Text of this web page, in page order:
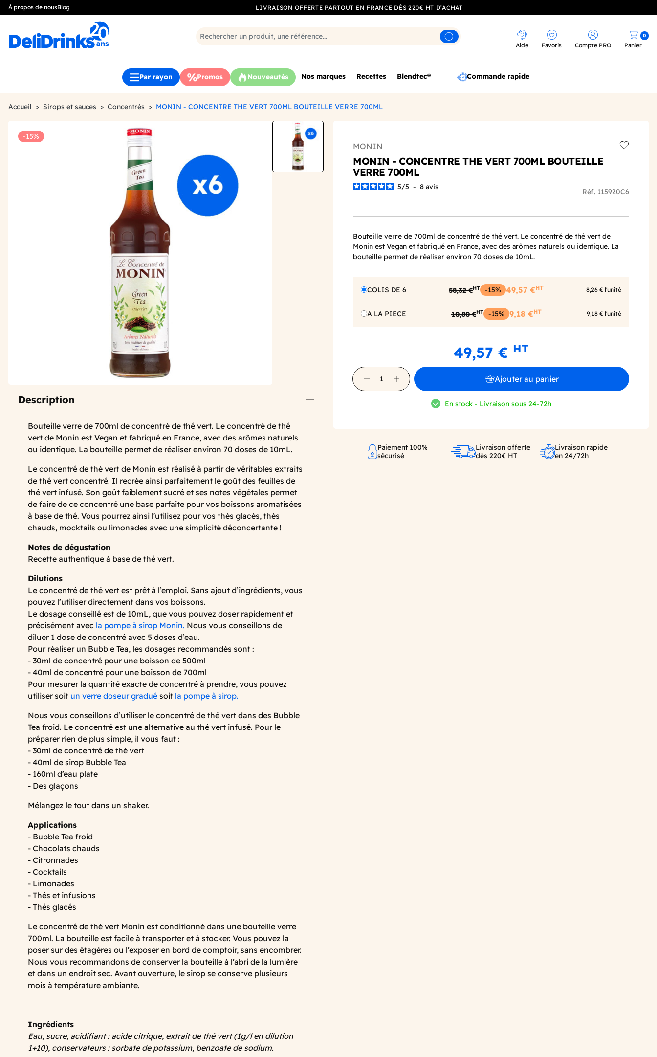
À propos de nousBlog LIVRAISON OFFERTE PARTOUT EN FRANCE DÈS 220€ HT D’ACHAT
Rechercher
Aide Favoris Compte PRO Panier
0
Par rayon Promos Nouveautés Nos marques Recettes Blendtec® Commande rapide
Accueil Sirops et sauces Concentrés MONIN - CONCENTRE THE VERT 700ML BOUTEILLE VERRE 700ML
-15%
Description
Bouteille verre de 700ml de concentré de thé vert. Le concentré de thé
vert de Monin est Vegan et fabriqué en France, avec des arômes naturels
ou identique. La bouteille permet de réaliser environ 70 doses de 10mL.
Le concentré de thé vert de Monin est réalisé à partir de véritables extraits
de thé vert concentré. Il recrée ainsi parfaitement le goût des feuilles de
thé vert infusé. Son goût faiblement sucré et ses notes végétales permet
de faire de ce concentré une base parfaite pour vos boissons aromatisées
à base de thé. Vous pourrez ainsi l'utilisez pour vos thés glacés, thés
chauds, mocktails ou limonades avec une simplicité déconcertante !
Notes de dégustation
Recette authentique à base de thé vert.
Dilutions
Le concentré de thé vert est prêt à l’emploi. Sans ajout d’ingrédients, vous
pouvez l’utiliser directement dans vos boissons.
Le dosage conseillé est de 10mL, que vous pouvez doser rapidement et
précisément avec la pompe à sirop Monin. Nous vous conseillons de
diluer 1 dose de concentré avec 5 doses d’eau.
Pour réaliser un Bubble Tea, les dosages recommandés sont :
- 30ml de concentré pour une boisson de 500ml
- 40ml de concentré pour une boisson de 700ml
Pour mesurer la quantité exacte de concentré à prendre, vous pouvez
utiliser soit un verre doseur gradué soit la pompe à sirop.
Nous vous conseillons d’utiliser le concentré de thé vert dans des Bubble
Tea froid. Le concentré est une alternative au thé vert infusé. Pour le
préparer rien de plus simple, il vous faut :
- 30ml de concentré de thé vert
- 40ml de sirop Bubble Tea
- 160ml d’eau plate
- Des glaçons
Mélangez le tout dans un shaker.
Applications
- Bubble Tea froid
- Chocolats chauds
- Citronnades
- Cocktails
- Limonades
- Thés et infusions
- Thés glacés
Le concentré de thé vert Monin est conditionné dans une bouteille verre
700ml. La bouteille est facile à transporter et à stocker. Vous pouvez la
poser sur des étagères ou l’exposer en bord de comptoir, sans encombrer.
Nous vous recommandons de conserver la bouteille à l’abri de la lumière
et dans un endroit sec. Avant ouverture, le sirop se conserve plusieurs
mois à température ambiante.
Ingrédients
Eau, sucre, acidifiant : acide citrique, extrait de thé vert (1g/l en dilution
1+10), conservateurs : sorbate de potassium, benzoate de sodium.
MONIN
MONIN - CONCENTRE THE VERT 700ML BOUTEILLE
VERRE 700ML
5/5 - 8 avis
Réf. 115920C6
Bouteille verre de 700ml de concentré de thé vert. Le concentré de thé vert de
Monin est Vegan et fabriqué en France, avec des arômes naturels ou identique. La
bouteille permet de réaliser environ 70 doses de 10mL.
COLIS DE 6 58,32 €HT -15% 49,57 €HT 8,26 € l'unité
A LA PIECE 10,80 €HT -15% 9,18 €HT 9,18 € l'unité
49,57 € HT
Ajouter au panier
En stock - Livraison sous 24-72h
Paiement 100%
sécurisé
Livraison offerte
dès 220€ HT
Livraison rapide
en 24/72h